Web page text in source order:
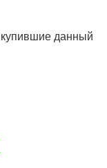
данный